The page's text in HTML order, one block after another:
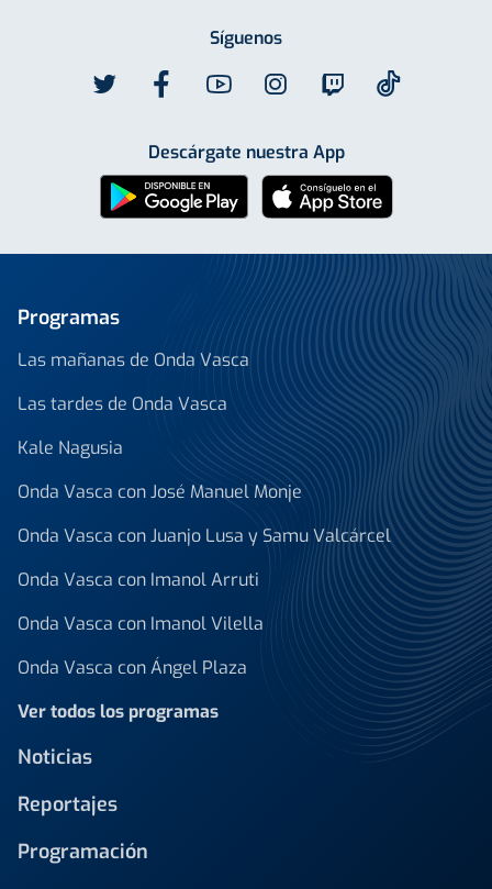
Síguenos
Descárgate nuestra App
Programas
Las mañanas de Onda Vasca
Las tardes de Onda Vasca
Kale Nagusia
Onda Vasca con José Manuel Monje
Onda Vasca con Juanjo Lusa y Samu Valcárcel
Onda Vasca con Imanol Arruti
Onda Vasca con Imanol Vilella
Onda Vasca con Ángel Plaza
Ver todos los programas
Noticias
Reportajes
Programación